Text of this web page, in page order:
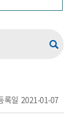
2021-01-07